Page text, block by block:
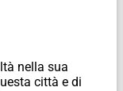
nella sua
città e di